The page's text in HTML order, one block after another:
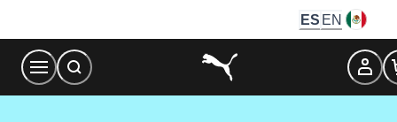
Content
ES EN